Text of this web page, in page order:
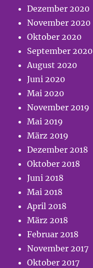
Dezember 2020
November 2020
Oktober 2020
September 2020
August 2020
Juni 2020
Mai 2020
November 2019
Mai 2019
März 2019
Dezember 2018
Oktober 2018
Juni 2018
Mai 2018
April 2018
März 2018
Februar 2018
November 2017
Oktober 2017